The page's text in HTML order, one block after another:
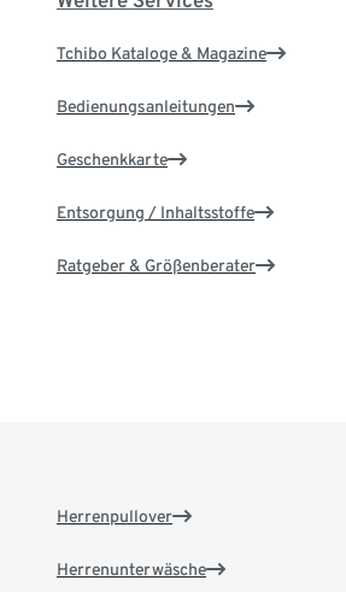
Tchibo Kataloge & Magazine
Bedienungsanleitungen
Geschenkkarte
Entsorgung / Inhaltsstoffe
Ratgeber & Größenberater
Herrenpullover
Herrenunterwäsche